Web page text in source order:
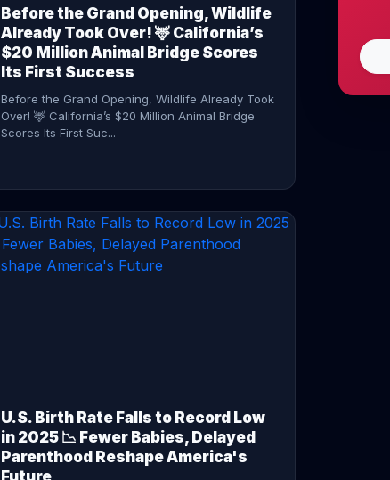
Before the Grand Opening, Wildlife
Already Took Over! 🦌 California’s
$20 Million Animal Bridge Scores
Its First Success
Before the Grand Opening, Wildlife Already Took
Over! 🦌 California’s $20 Million Animal Bridge
Scores Its First Suc...
U.S. Birth Rate Falls to Record Low
in 2025 📉 Fewer Babies, Delayed
Parenthood Reshape America's
Future